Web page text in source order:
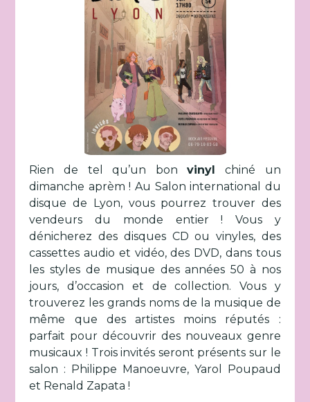
Rien de tel qu’un bonvinyl chiné un
dimanche aprèm ! Au Salon international du
disque de Lyon, vous pourrez trouver des
vendeurs du monde entier ! Vous y
dénicherez des disques CD ou vinyles, des
cassettes audio et vidéo, des DVD, dans tous
les styles de musique des années 50 à nos
jours, d’occasion et de collection. Vous y
trouverez les grands noms de la musique de
même que des artistes moins réputés :
parfait pour découvrir des nouveaux genre
musicaux ! Trois invités seront présents sur le
salon : Philippe Manoeuvre, Yarol Poupaud
et Renald Zapata !